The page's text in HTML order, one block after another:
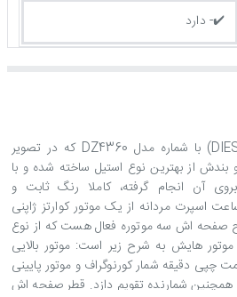
✔️- دارد
ساعت مچی مردانه دیزل(DIESEL) با شماره مدل DZ4360 که در تصویر
از بهترین نوع استیل ساخته شده و با
آن انجام گرفته، کاملا رنگ ثابت و
مردانه از یک موتور کوارتز ژاپنی
صفحه اش سه موتوره فعال هست که از نوع
هایش به شرح زیر است: موتور بالایی
چپی دقیقه شمار کورنوگراف و موتور پایینی
همچنین شمارنده تقویم دازد. قطر صفحه اش